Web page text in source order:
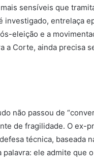
sensíveis que
investigado, entrelaça
eleição e a
a Corte, ainda precisa
não passou de
de fragilidade. O ex-
técnica, baseada
ele admite que